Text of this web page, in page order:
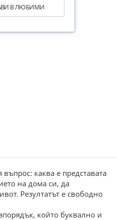
В ЛЮБИМИ
каква е представата
на дома си, да
Резултатът е свободно
който буквално и